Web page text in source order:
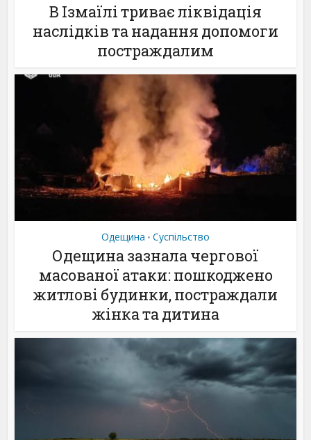
В Ізмаїлі триває ліквідація
наслідків та надання допомоги
постраждалим
Одещина • Суспільство
Одещина зазнала чергової
масованої атаки: пошкоджено
житлові будинки, постраждали
жінка та дитина